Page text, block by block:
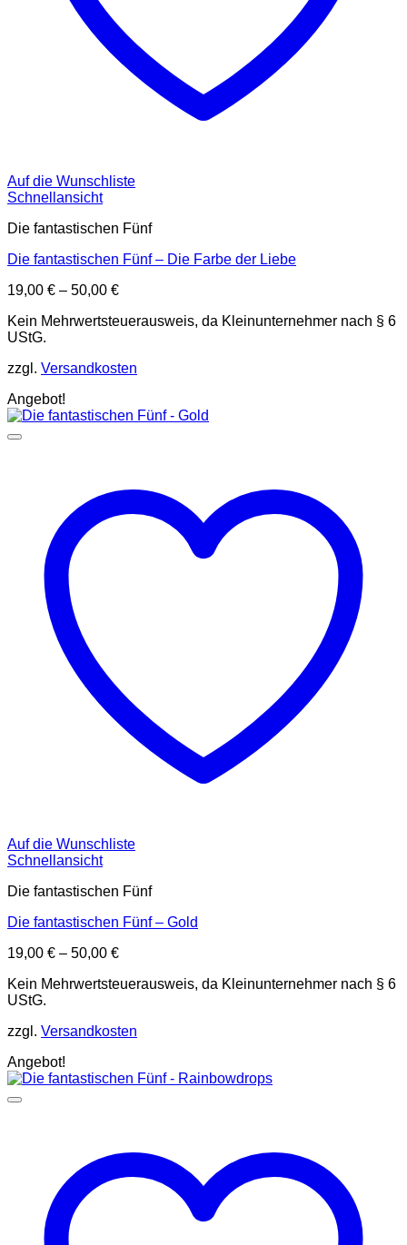
Auf die Wunschliste
Schnellansicht
Die fantastischen Fünf
Die fantastischen Fünf – Die Farbe der Liebe
19,00 € – 50,00 €
Kein Mehrwertsteuerausweis, da Kleinunternehmer nach § 6
UStG.
zzgl. Versandkosten
Angebot!
Auf die Wunschliste
Schnellansicht
Die fantastischen Fünf
Die fantastischen Fünf – Gold
19,00 € – 50,00 €
Kein Mehrwertsteuerausweis, da Kleinunternehmer nach § 6
UStG.
zzgl. Versandkosten
Angebot!